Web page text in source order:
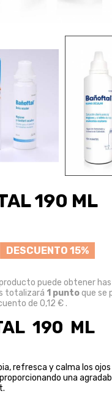
190 ML
DESCUENTO 15%
puede obtener
totalizará 1 puntoque se
de 0,12 €.
190 ML
refresca y calma los
una